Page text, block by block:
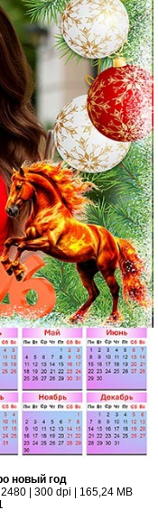
новый год
| 300 dpi | 165,24 MB